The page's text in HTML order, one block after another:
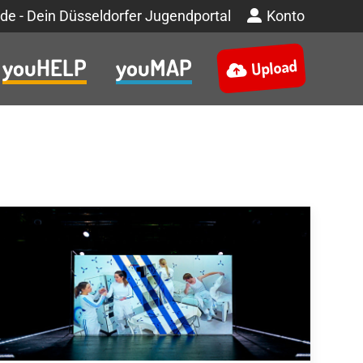
- Dein Düsseldorfer Jugendportal Konto
youHELP youMAP Upload